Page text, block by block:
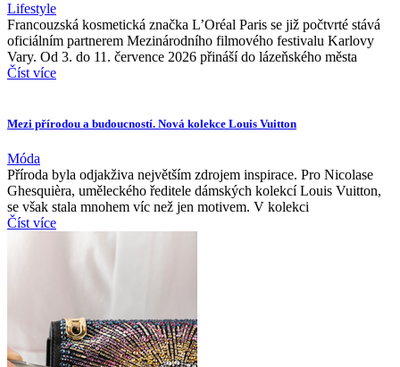
Lifestyle
Francouzská kosmetická značka L’Oréal Paris se již počtvrté stává
oficiálním partnerem Mezinárodního filmového festivalu Karlovy
Vary. Od 3. do 11. července 2026 přináší do lázeňského města
Číst více
Mezi přírodou a budoucností. Nová kolekce Louis Vuitton
Móda
Příroda byla odjakživa největším zdrojem inspirace. Pro Nicolase
Ghesquièra, uměleckého ředitele dámských kolekcí Louis Vuitton,
se však stala mnohem víc než jen motivem. V kolekci
Číst více